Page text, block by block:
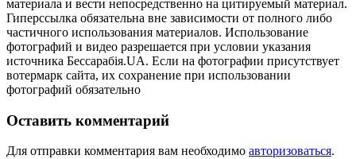
материала и вести непосредственно на цитируемый материал.
Гиперссылка обязательна вне зависимости от полного либо
частичного использования материалов. Использование
фотографий и видео разрешается при условии указания
источника Бессарабія.UA. Если на фотографии присутствует
вотермарк сайта, их сохранение при использовании
фотографий обязательно
Оставить комментарий
Для отправки комментария вам необходимо авторизоваться.